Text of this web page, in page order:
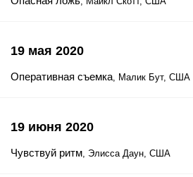
19 мая 2020
Оперативная съемка, Малик Бут, США
19 июня 2020
Чувствуй ритм, Элисса Даун, США